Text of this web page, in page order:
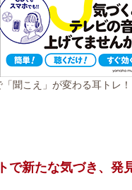
聞こえ」が変わる耳トレ！
で新たな気づき、発